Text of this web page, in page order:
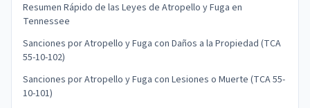
Resumen Rápido de las Leyes de Atropello y Fuga en
Tennessee
Sanciones por Atropello y Fuga con Daños a la Propiedad (TCA
55-10-102)
Sanciones por Atropello y Fuga con Lesiones o Muerte (TCA 55-
10-101)